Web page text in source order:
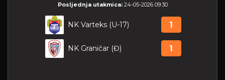
Posljednja utakmica: 24-05-2026 09:30
NK Varteks (U-17) 1
NK Graničar (Đ) 1